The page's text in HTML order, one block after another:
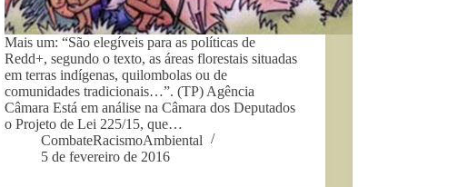
Mais um: “São elegíveis para as políticas de
Redd+, segundo o texto, as áreas florestais situadas
em terras indígenas, quilombolas ou de
comunidades tradicionais…”. (TP) Agência
Câmara Está em análise na Câmara dos Deputados
o Projeto de Lei 225/15, que…
CombateRacismoAmbiental
5 de fevereiro de 2016